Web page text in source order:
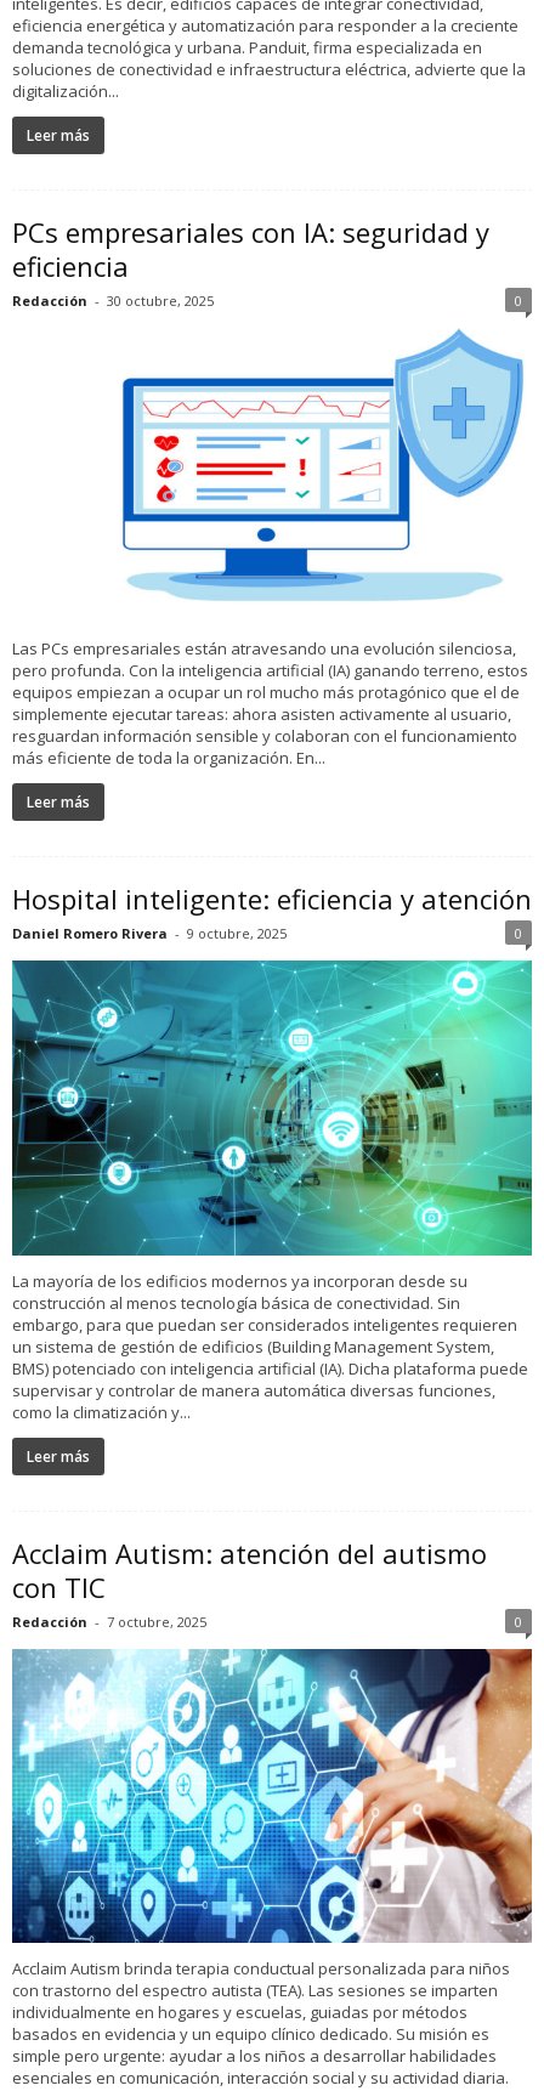
eficiencia energética y automatización para responder a la creciente
demanda tecnológica y urbana. Panduit, firma especializada en
soluciones de conectividad e infraestructura eléctrica, advierte que la
digitalización...
Leer más
PCs empresariales con IA: seguridad y
eficiencia
Redacción - 30 octubre, 2025 0
Las PCs empresariales están atravesando una evolución silenciosa,
pero profunda. Con la inteligencia artificial (IA) ganando terreno, estos
equipos empiezan a ocupar un rol mucho más protagónico que el de
simplemente ejecutar tareas: ahora asisten activamente al usuario,
resguardan información sensible y colaboran con el funcionamiento
más eficiente de toda la organización. En...
Leer más
Hospital inteligente: eficiencia y atención
Daniel Romero Rivera - 9 octubre, 2025 0
La mayoría de los edificios modernos ya incorporan desde su
construcción al menos tecnología básica de conectividad. Sin
embargo, para que puedan ser considerados inteligentes requieren
un sistema de gestión de edificios (Building Management System,
BMS) potenciado con inteligencia artificial (IA). Dicha plataforma puede
supervisar y controlar de manera automática diversas funciones,
como la climatización y...
Leer más
Acclaim Autism: atención del autismo
con TIC
Redacción - 7 octubre, 2025 0
Acclaim Autism brinda terapia conductual personalizada para niños
con trastorno del espectro autista (TEA). Las sesiones se imparten
individualmente en hogares y escuelas, guiadas por métodos
basados en evidencia y un equipo clínico dedicado. Su misión es
simple pero urgente: ayudar a los niños a desarrollar habilidades
esenciales en comunicación, interacción social y su actividad diaria.